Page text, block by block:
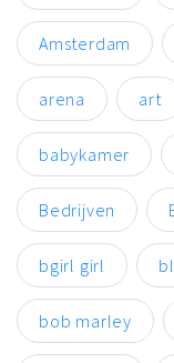
Amsterdam
arena art
babykamer
Bedrijven
bgirl girl
bob marley